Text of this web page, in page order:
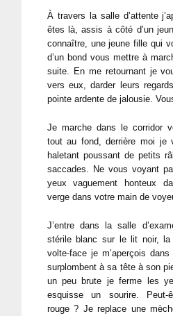
À travers la salle d’attente
êtes là, assis à côté d’un
connaître, une jeune fille qui
d’un bond vous mettre à
suite. En me retournant je
vers eux, darder leurs
pointe ardente de jalousie.
Je marche dans le corridor
tout au fond, derrière moi je
haletant poussant de petits
saccades. Ne vous voyant
yeux vaguement honteux
verge dans votre main de
J’entre dans la salle
stérile blanc sur le lit noir, la
volte-face je m’aperçois
surplombent à sa tête à son
un peu brute je ferme les
esquisse un sourire.
rouge ? Je replace une